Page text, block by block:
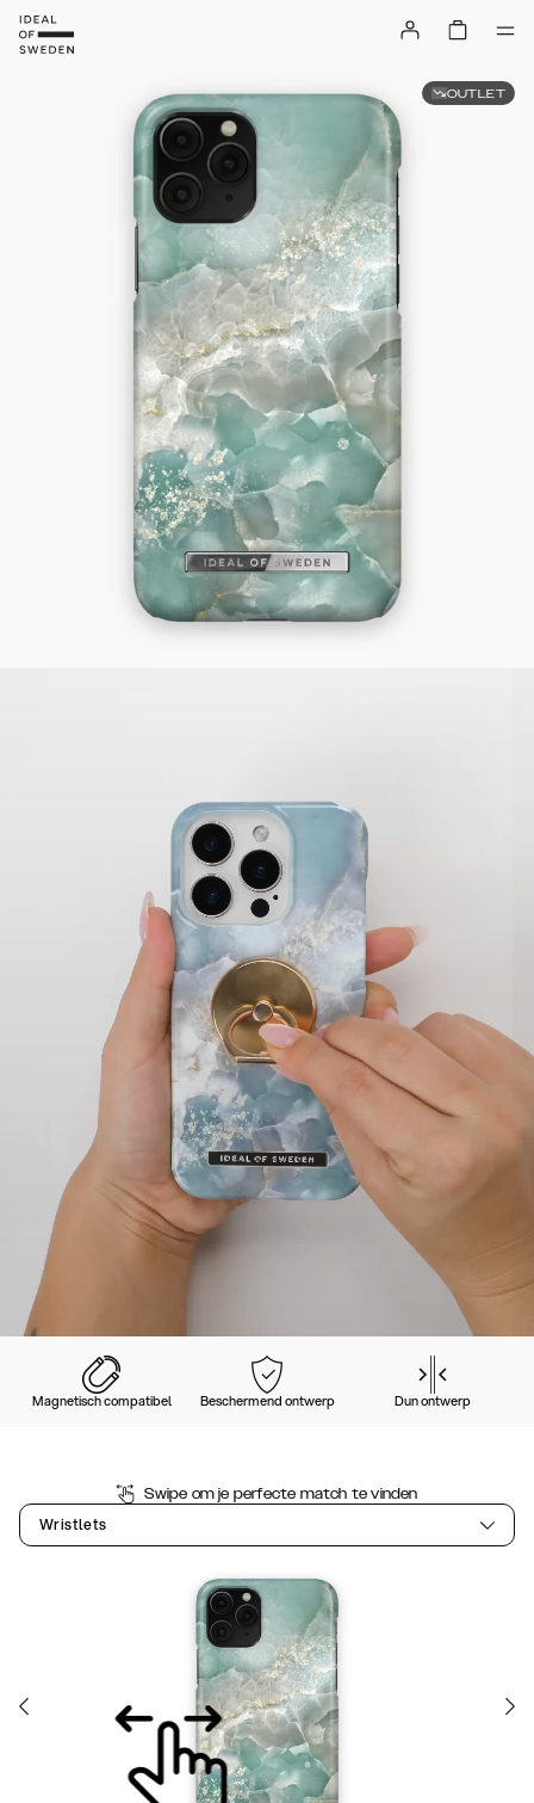
Magnetisch compatibel Beschermend ontwerp Dun ontwerp
Swipe om je perfecte match te vinden
Wristlets
OUTLET